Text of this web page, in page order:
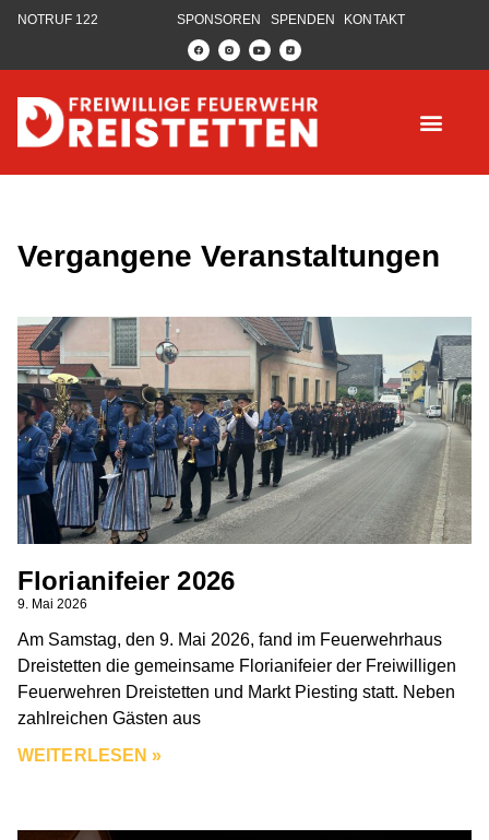
NOTRUF 122 SPONSOREN SPENDEN KONTAKT
Vergangene Veranstaltungen
Florianifeier 2026
9. Mai 2026
Am Samstag, den 9. Mai 2026, fand im Feuerwehrhaus
Dreistetten die gemeinsame Florianifeier der Freiwilligen
Feuerwehren Dreistetten und Markt Piesting statt. Neben
zahlreichen Gästen aus
WEITERLESEN »